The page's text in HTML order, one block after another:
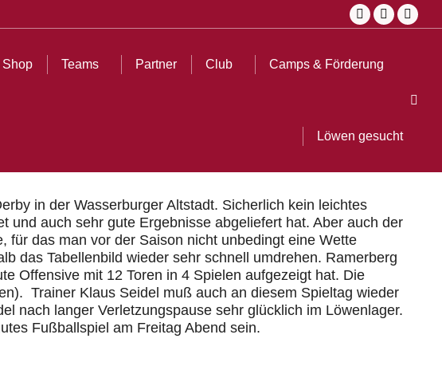
Facebook
opens
window
opens
window
new
Shop Teams Partner Club Camps & Förderung
Löwen gesucht
in der Wasserburger Altstadt. Sicherlich kein leichtes
auch sehr gute Ergebnisse abgeliefert hat. Aber auch der
für das man vor der Saison nicht unbedingt eine Wette
das Tabellenbild wieder sehr schnell umdrehen. Ramerberg
Offensive mit 12 Toren in 4 Spielen aufgezeigt hat. Die
Trainer Klaus Seidel muß auch an diesem Spieltag wieder
nach langer Verletzungspause sehr glücklich im Löwenlager.
Fußballspiel am Freitag Abend sein.
Partner Club Camps & Förderung Löwen gesucht Search: